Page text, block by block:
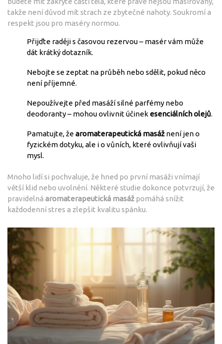
takže není důvod mít strach ze zbytečné nahoty. Soukromí a
respekt jsou pro maséry normou.
Přijďte raději s časovou rezervou – masér vám může
dát krátký dotazník.
Nebojte se zeptat na průběh nebo sdělit, pokud něco
není příjemné.
Nepoužívejte před masáží silné parfémy nebo
deodoranty – mohou ovlivnit účinek esenciálních olejů.
Pamatujte, žearomaterapeutická masážnení jen o
fyzickém dotyku, ale i o vůních, které ovlivňují vaši
mysl.
Mnoho lidí si pochvaluje, že hned po první masáži vnímají
větší klid nebo uvolnění. Některé studie dokonce potvrzují, že
pravidelná aromaterapeutická masáž pomáhá snížit
každodenní stres a zlepšit kvalitu spánku.